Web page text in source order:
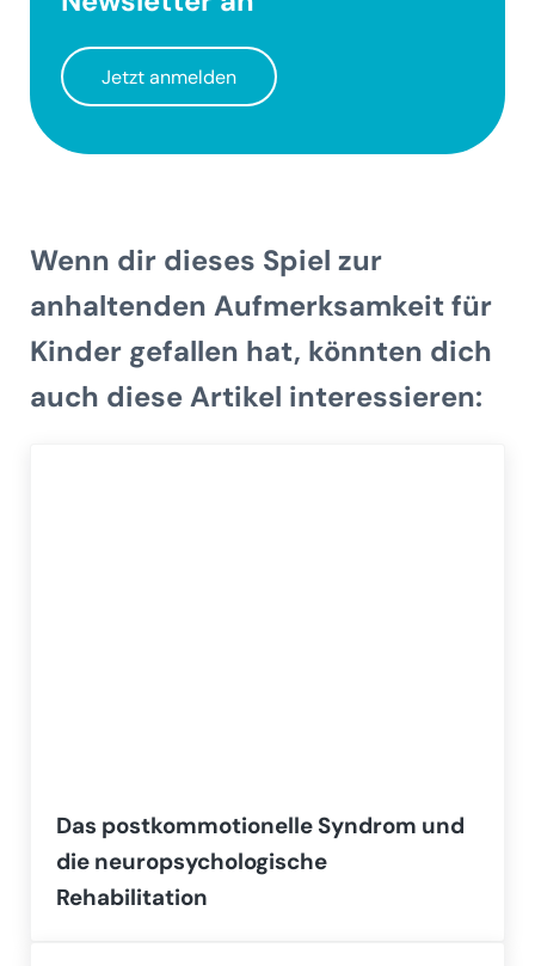
Jetzt anmelden
Wenn dir dieses Spiel zur
anhaltenden Aufmerksamkeit für
Kinder gefallen hat, könnten dich
auch diese Artikel interessieren:
Das postkommotionelle Syndrom und
die neuropsychologische
Rehabilitation